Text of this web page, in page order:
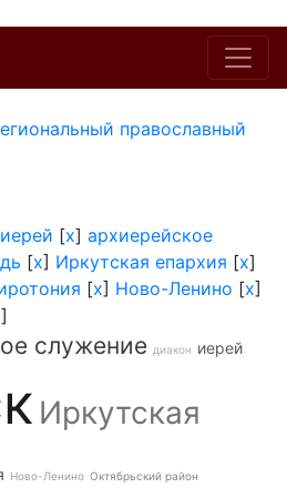
православный
иерей [x] архиерейское
[x] Иркутская епархия [x]
[x] Ново-Ленино [x]
]
служение диакон иерей
Иркутская
Ново-Ленино Октябрьский район